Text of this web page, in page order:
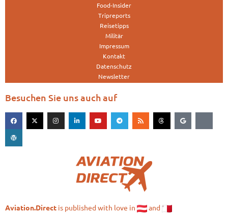
Food-Insider
Tripreports
Reisetipps
Militär
Impressum
Kontakt
Datenschutz
Newsletter
Besuchen Sie uns auch auf
Aviation.Direct is published with love in and